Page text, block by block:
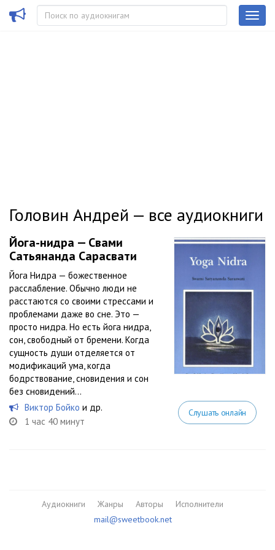
Головин Андрей — все аудиокниги
Йога-нидра — Свами
Сатьянанда Сарасвати
Йога Нидра — божественное
расслабление. Обычно люди не
расстаются со своими стрессами и
проблемами даже во сне. Это —
просто нидра. Но есть йога нидра,
сон, свободный от бремени. Когда
сущность души отделяется от
модификаций ума, когда
бодрствование, сновидения и сон
без сновидений...
Виктор Бойко и др.
1 час 40 минут
Слушать онлайн
Аудиокниги Жанры Авторы
Исполнители
mail@sweetbook.net